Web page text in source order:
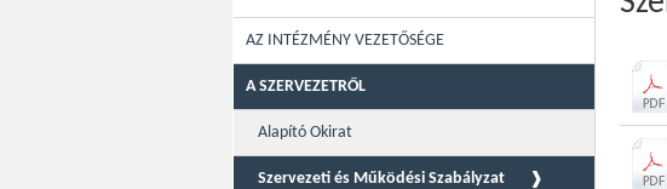
AZ INTÉZMÉNY VEZETŐSÉGE
A SZERVEZETRŐL
Alapító Okirat
Szervezeti és Működési Szabályzat